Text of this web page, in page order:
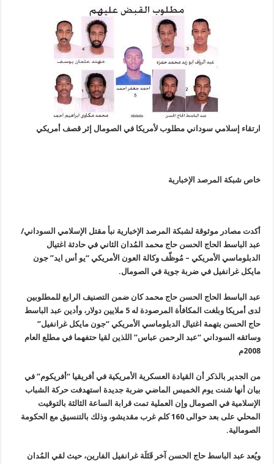
ارتقاء إسلامي سوداني مطلوب لأمريكا في الصومال إثر قصف أمريكي
خاص شبكة المرصد الإخبارية
أكدت مصادر موثوقة لشبكة المرصد الإخبارية نبأ مقتل الإسلامي السوداني/
عبد الباسط الحاج الحسن حاج محمد المُدان الثاني في حادثة اغتيال
الدبلوماسي الأمريكي – مُوظّف وكالة العون الأمريكي “يو أس ايد” جون
مايكل غرانفيل في ضربة جوية في الصومال.
عبد الباسط الحاج الحسن حاج محمد كان ضمن التصنيف الرابع للمطلوبين
لدى أمريكا وبلغت المكافأة المرصودة له 5 ملايين دولار، وأدين عبد الباسط
حاج الحسن بتهمة اغتيال الدبلوماسي الأمريكي “جون مايكل غرانفيل”
وسائقه السوداني “عبد الرحمن عباس” اللذين لقيا حتفهما في مطلع العام
2008م
من الجدير بالذكر أن القيادة العسكرية الأمريكية في أفريقيا “أفريكوم” في
بيان أنها شنت يوم الخميس الماضي ضربة جديدة استهدفت حركة الشباب
الإسلامية في الصومال وإن العملية تمت قرابة الساعة الثالثة بالتوقيت
المحلي على بعد حوالى 160 كلم غرب مقديشو، وذلك بالتنسيق مع الحكومة
الصومالية.
ويُعد عبد الباسط حاج الحسن آخر قَتَلَة غرانفيل الفارين، حيث لقي المُدان